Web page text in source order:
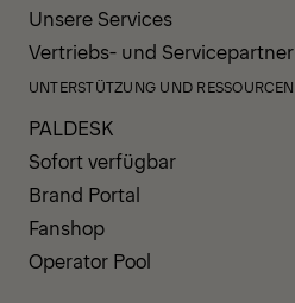
Unsere Services
Vertriebs- und Servicepartner
UNTERSTÜTZUNG UND RESSOURCEN
PALDESK
Sofort verfügbar
Brand Portal
Fanshop
Operator Pool